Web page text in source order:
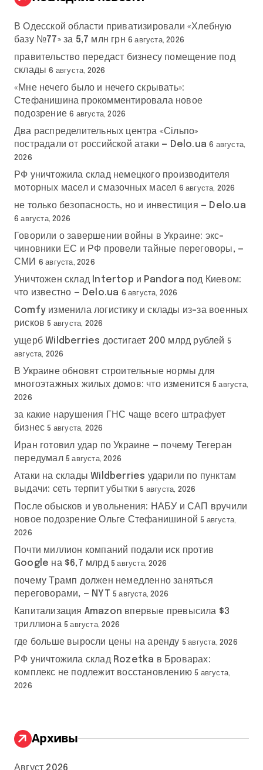
В Одесской области приватизировали «Хлебную
базу №77» за 5,7 млн грн 6 августа, 2026
правительство передаст бизнесу помещение под
склады 6 августа, 2026
«Мне нечего было и нечего скрывать»:
Стефанишина прокомментировала новое
подозрение 6 августа, 2026
Два распределительных центра «Сільпо»
пострадали от российской атаки — Delo.ua 6 августа,
2026
РФ уничтожила склад немецкого производителя
моторных масел и смазочных масел 6 августа, 2026
не только безопасность, но и инвестиция — Delo.ua
6 августа, 2026
Говорили о завершении войны в Украине: экс-
чиновники ЕС и РФ провели тайные переговоры, —
СМИ
6 августа, 2026
Уничтожен склад Intertop и Pandora под Киевом:
что известно — Delo.ua 6 августа, 2026
Comfy изменила логистику и склады из-за военных
рисков 5 августа, 2026
ущерб Wildberries достигает 200 млрд рублей 5
августа, 2026
В Украине обновят строительные нормы для
многоэтажных жилых домов: что изменится 5 августа,
2026
за какие нарушения ГНС чаще всего штрафует
бизнес 5 августа, 2026
Иран готовил удар по Украине — почему Тегеран
передумал 5 августа, 2026
Атаки на склады Wildberries ударили по пунктам
выдачи: сеть терпит убытки 5 августа, 2026
После обысков и увольнения: НАБУ и САП вручили
новое подозрение Ольге Стефанишиной 5 августа,
2026
Почти миллион компаний подали иск против
Google на $6,7 млрд 5 августа, 2026
почему Трамп должен немедленно заняться
переговорами, — NYT 5 августа, 2026
Капитализация Amazon впервые превысила $3
триллиона 5 августа, 2026
где больше выросли цены на аренду 5 августа, 2026
РФ уничтожила склад Rozetka в Броварах:
комплекс не подлежит восстановлению 5 августа,
2026
Архивы
Август 2026